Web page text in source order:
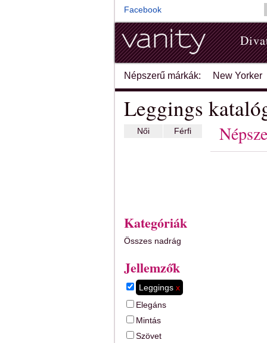
Facebook
Népszerű márkák: New Yorker
Leggings
Női Férfi
Kategóriák
Összes nadrág
Jellemzők
Leggings x
Elegáns
Mintás
Szövet